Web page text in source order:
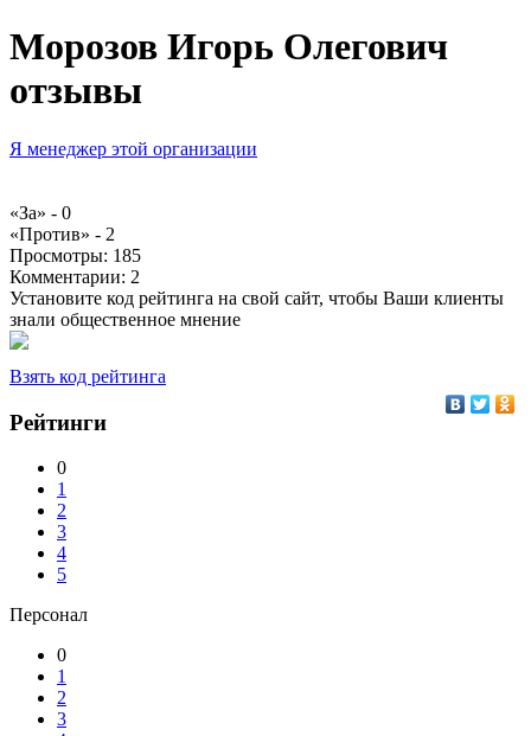
Морозов Игорь Олегович
отзывы
Я менеджер этой организации
«За» - 0
«Против» - 2
Просмотры: 185
Комментарии: 2
Установите код рейтинга на свой сайт, чтобы Ваши клиенты
знали общественное мнение
Взять код рейтинга
Рейтинги
0
1
2
3
4
5
Персонал
0
1
2
3